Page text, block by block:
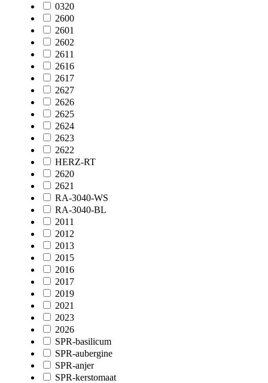
0320
2600
2601
2602
2611
2616
2617
2627
2626
2625
2624
2623
2622
HERZ-RT
2620
2621
RA-3040-WS
RA-3040-BL
2011
2012
2013
2015
2016
2017
2019
2021
2023
2026
SPR-basilicum
SPR-aubergine
SPR-anjer
SPR-kerstomaat